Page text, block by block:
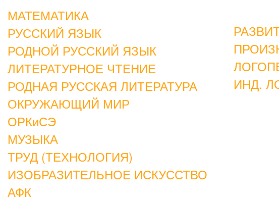
МАТЕМАТИКА
РУССКИЙ ЯЗЫК
РОДНОЙ РУССКИЙ ЯЗЫК
ЛИТЕРАТУРНОЕ ЧТЕНИЕ
РОДНАЯ РУССКАЯ ЛИТЕРАТУРА
ОКРУЖАЮЩИЙ МИР
ОРКиСЭ
МУЗЫКА
ТРУД (ТЕХНОЛОГИЯ)
ИЗОБРАЗИТЕЛЬНОЕ ИСКУССТВО
ИНД.
АФК